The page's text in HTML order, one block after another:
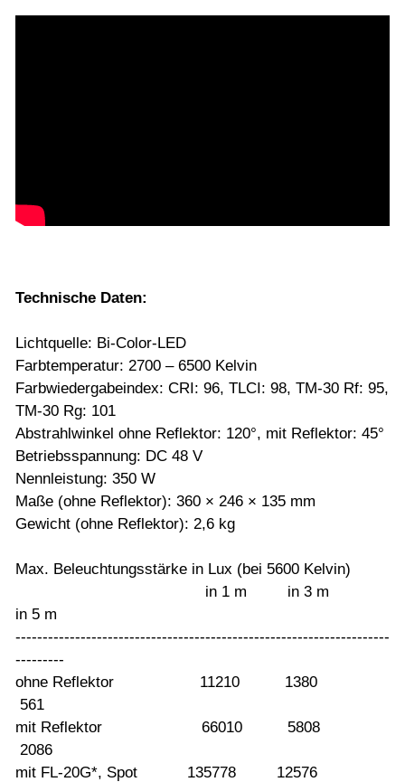
Technische Daten:
Lichtquelle: Bi-Color-LED
Farbtemperatur: 2700 – 6500 Kelvin
Farbwiedergabeindex: CRI: 96, TLCI: 98, TM-30 Rf: 95,
TM-30 Rg: 101
Abstrahlwinkel ohne Reflektor: 120°, mit Reflektor: 45°
Betriebsspannung: DC 48 V
Nennleistung: 350 W
Maße (ohne Reflektor): 360 × 246 × 135 mm
Gewicht (ohne Reflektor): 2,6 kg
Max. Beleuchtungsstärke in Lux (bei 5600 Kelvin)
in 1 m in 3 m
in 5 m
---------------------------------------------------------------------
---------
ohne Reflektor 11210 1380
561
mit Reflektor 66010 5808
2086
mit FL-20G*, Spot 135778 12576